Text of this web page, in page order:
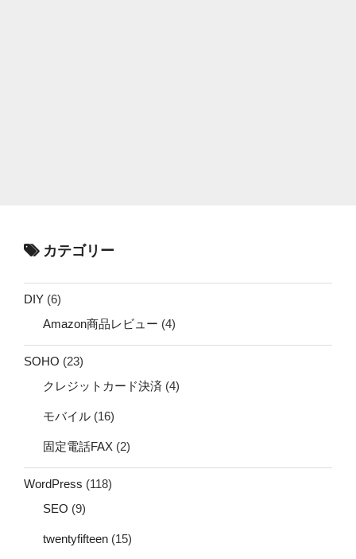
カテゴリー
DIY (6)
Amazon商品レビュー (4)
SOHO (23)
クレジットカード決済 (4)
モバイル (16)
固定電話FAX (2)
WordPress (118)
SEO (9)
twentyfifteen (15)